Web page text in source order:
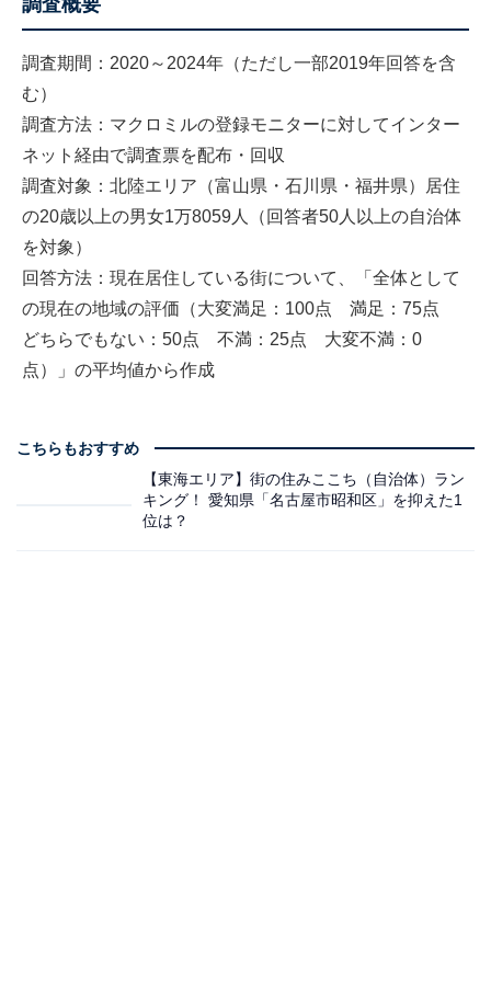
調査期間：2020～2024年（ただし一部2019年回答を含
む）
調査方法：マクロミルの登録モニターに対してインター
ネット経由で調査票を配布・回収
調査対象：北陸エリア（富山県・石川県・福井県）居住
の20歳以上の男女1万8059人（回答者50人以上の自治体
を対象）
回答方法：現在居住している街について、「全体として
の現在の地域の評価（大変満足：100点 満足：75点
どちらでもない：50点 不満：25点 大変不満：0
点）」の平均値から作成
こちらもおすすめ
【東海エリア】街の住みここち（自治体）ラン
キング！ 愛知県「名古屋市昭和区」を抑えた1
位は？